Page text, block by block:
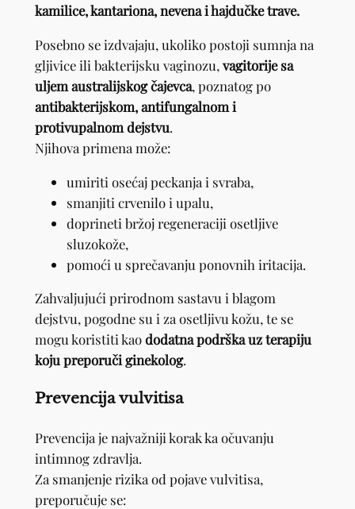
kamilice, kantariona, nevena i hajdučke trave.
Posebno se izdvajaju, ukoliko postoji sumnja na
gljivice ili bakterijsku vaginozu, vagitorije sa
uljem australijskog čajevca, poznatog po
antibakterijskom, antifungalnom i
protivupalnom dejstvu.
Njihova primena može:
umiriti osećaj peckanja i svraba,
smanjiti crvenilo i upalu,
doprineti bržoj regeneraciji osetljive
sluzokože,
pomoći u sprečavanju ponovnih iritacija.
Zahvaljujući prirodnom sastavu i blagom
dejstvu, pogodne su i za osetljivu kožu, te se
mogu koristiti kaododatna podrška uz terapiju
koju preporuči ginekolog.
Prevencija vulvitisa
Prevencija je najvažniji korak ka očuvanju
intimnog zdravlja.
Za smanjenje rizika od pojave vulvitisa,
preporučuje se: